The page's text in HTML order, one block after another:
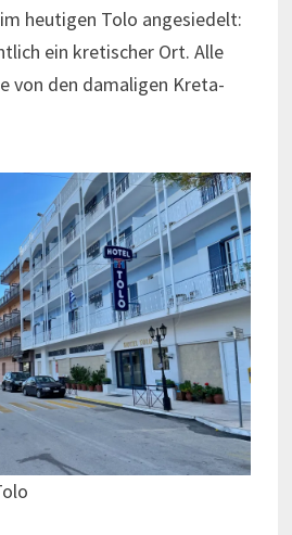
heutigen Tolo angesiedelt:
ein kretischer Ort. Alle
von den damaligen Kreta-